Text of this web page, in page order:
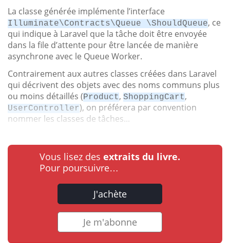
La classe générée implémente l’interface
Illuminate\Contracts\Queue \ShouldQueue, ce
qui indique à Laravel que la tâche doit être envoyée
dans la file d’attente pour être lancée de manière
asynchrone avec le Queue Worker.
Contrairement aux autres classes créées dans Laravel
qui décrivent des objets avec des noms communs plus
ou moins détaillés (Product, ShoppingCart,
UserController), on préférera par convention
nommer les classes de tâches...
Vous lisez des extraits du livre.
Pour poursuivre…
J'achète
Je m'abonne